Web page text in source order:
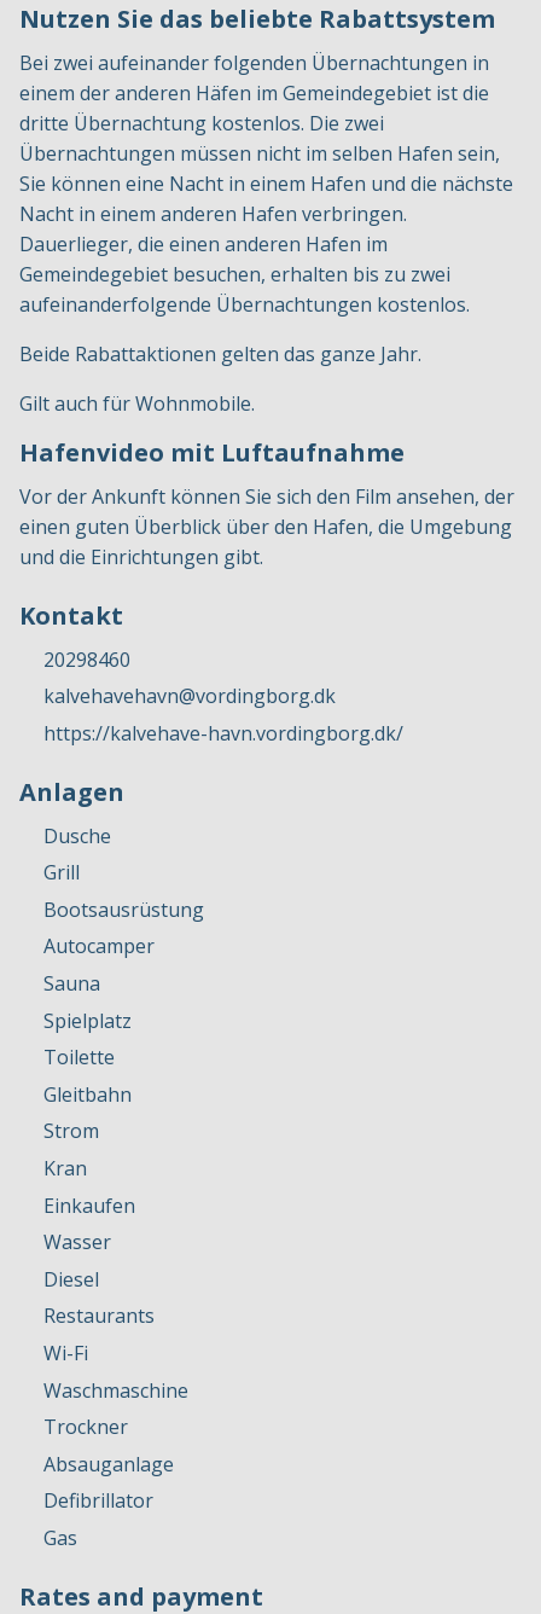
Nutzen Sie das beliebte Rabattsystem
Bei zwei aufeinander folgenden Übernachtungen in
einem der anderen Häfen im Gemeindegebiet ist die
dritte Übernachtung kostenlos. Die zwei
Übernachtungen müssen nicht im selben Hafen sein,
Sie können eine Nacht in einem Hafen und die nächste
Nacht in einem anderen Hafen verbringen.
Dauerlieger, die einen anderen Hafen im
Gemeindegebiet besuchen, erhalten bis zu zwei
aufeinanderfolgende Übernachtungen kostenlos.
Beide Rabattaktionen gelten das ganze Jahr.
Gilt auch für Wohnmobile.
Hafenvideo mit Luftaufnahme
Vor der Ankunft können Sie sich den Film ansehen, der
einen guten Überblick über den Hafen, die Umgebung
und die Einrichtungen gibt.
Kontakt
20298460
kalvehavehavn@vordingborg.dk
https://kalvehave-havn.vordingborg.dk/
Anlagen
Dusche
Grill
Bootsausrüstung
Autocamper
Sauna
Spielplatz
Toilette
Gleitbahn
Strom
Kran
Einkaufen
Wasser
Diesel
Restaurants
Wi-Fi
Waschmaschine
Trockner
Absauganlage
Defibrillator
Gas
Rates and payment